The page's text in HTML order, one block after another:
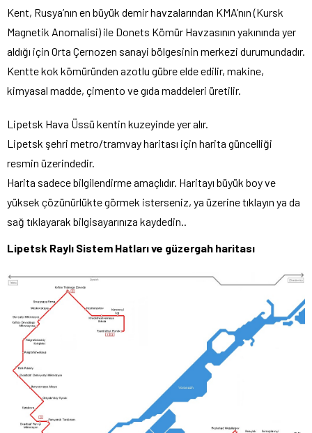
Kent, Rusya’nın en büyük demir havzalarından KMA’nın (Kursk
Magnetik Anomalisi) ile Donets Kömür Havzasının yakınında yer
aldığı için Orta Çernozen sanayi bölgesinin merkezi durumundadır.
Kentte kok kömüründen azotlu gübre elde edilir, makine,
kimyasal madde, çimento ve gıda maddeleri üretilir.
Lipetsk Hava Üssü kentin kuzeyinde yer alır.
Lipetsk şehri metro/tramvay haritası için harita güncelliği
resmin üzerindedir.
Harita sadece bilgilendirme amaçlıdır. Haritayı büyük boy ve
yüksek çözünürlükte görmek isterseniz, ya üzerine tıklayın ya da
sağ tıklayarak bilgisayarınıza kaydedin..
Lipetsk Raylı Sistem Hatlarıve güzergah haritası